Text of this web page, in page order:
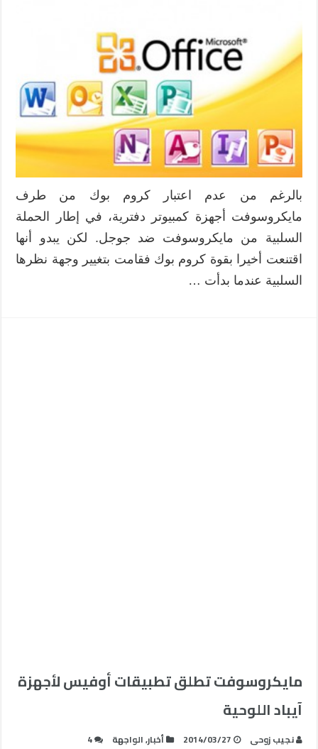
بالرغم من عدم اعتبار كروم بوك من طرف
مايكروسوفت أجهزة كمبيوتر دفترية، في إطار الحملة
السلبية من مايكروسوفت ضد جوجل. لكن يبدو أنها
اقتنعت أخيرا بقوة كروم بوك فقامت بتغيير وجهة نظرها
السلبية عندما بدأت …
مايكروسوفت تطلق تطبيقات أوفيس لأجهزة
آيباد اللوحية
نجيب زوحى 2014/03/27 أخبار,الواجهة 4